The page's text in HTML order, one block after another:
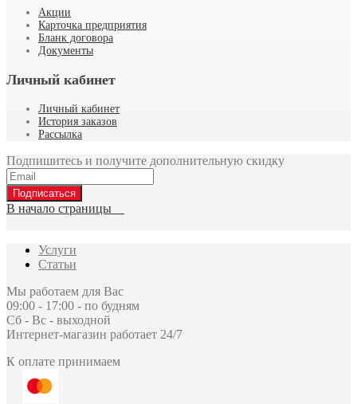
Акции
Карточка предприятия
Бланк договора
Документы
Личный кабинет
Личный кабинет
История заказов
Рассылка
Подпишитесь и получите дополнительную скидку
Подписаться
В начало страницы
Услуги
Статьи
Мы работаем для Вас
09:00 - 17:00 - по будням
Сб - Вс - выходной
Интернет-магазин работает 24/7
К оплате принимаем